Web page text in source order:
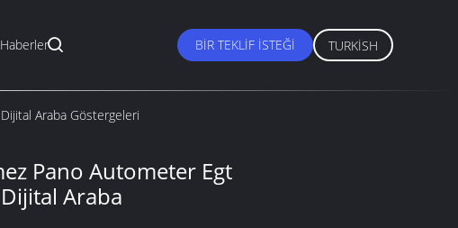
Haberler BIR TEKLIF ISTEĞI TURKISH
Araba Göstergeleri
Pano Autometer Egt
Araba